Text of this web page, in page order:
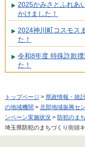
2025かみさとふれあ
かけました！
2024神川町コスモス
た！
令和8年度 特殊詐欺
た！
トップページ > 県政情報・統
の地域機関 > 北部地域振興セ
ンペーン実施状況 > 防犯のま
埼玉県防犯のまちづくり街頭